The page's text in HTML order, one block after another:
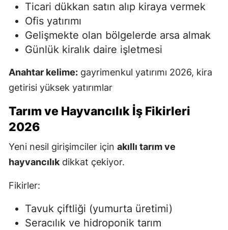
Ticari dükkan satın alıp kiraya vermek
Ofis yatırımı
Gelişmekte olan bölgelerde arsa almak
Günlük kiralık daire işletmesi
Anahtar kelime: gayrimenkul yatırımı 2026, kira
getirisi yüksek yatırımlar
Tarım ve Hayvancılık İş Fikirleri
2026
Yeni nesil girişimciler için akıllı tarım ve
hayvancılık dikkat çekiyor.
Fikirler:
Tavuk çiftliği (yumurta üretimi)
Seracılık ve hidroponik tarım